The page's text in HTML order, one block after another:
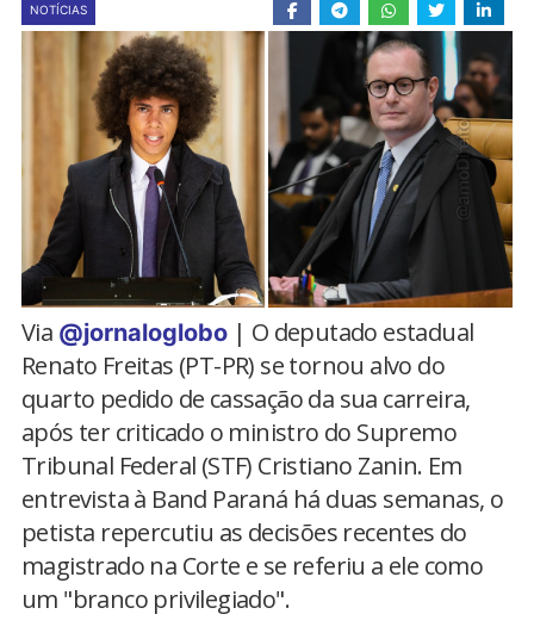
NOTÍCIAS
Via @jornaloglobo| O deputado estadual
Renato Freitas (PT-PR) se tornou alvo do
quarto pedido de cassação da sua carreira,
após ter criticado o ministro do Supremo
Tribunal Federal (STF) Cristiano Zanin. Em
entrevista à Band Paraná há duas semanas, o
petista repercutiu as decisões recentes do
magistrado na Corte e se referiu a ele como
um "branco privilegiado".